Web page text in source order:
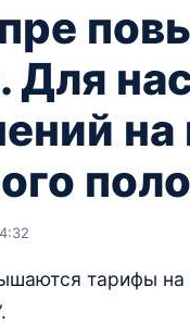
Для
на
тарифы на